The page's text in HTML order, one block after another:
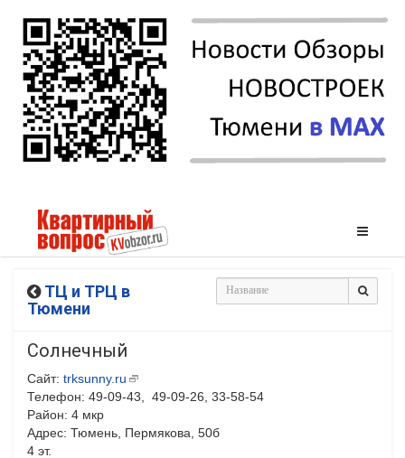
ТЦ и ТРЦ в
Тюмени
Солнечный
Сайт: trksunny.ru
Телефон: 49-09-43, 49-09-26, 33-58-54
Район: 4 мкр
Адрес: Тюмень, Пермякова, 50б
4 эт.